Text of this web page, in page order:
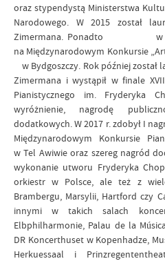
oraz stypendystą
Narodowego. W 2015 został
Zimermana. Ponadto w
na Międzynarodowym Konkursie
w Bydgoszczy. Rok później
Zimermana i wystąpił w finale
Pianistycznego im. Fryderyka
wyróżnienie, nagrodę
dodatkowych. W 2017
Międzynarodowym Konkursie
w Tel Awiwie oraz szereg nagród
wykonanie utworu Fryderyka
orkiestr w Polsce, ale też z
Brambergu, Marsylii, Hartford czy
innymi w takich salach
Elbphilharmonie, Palau de la
DR Koncerthuset w
Herkuessaal i